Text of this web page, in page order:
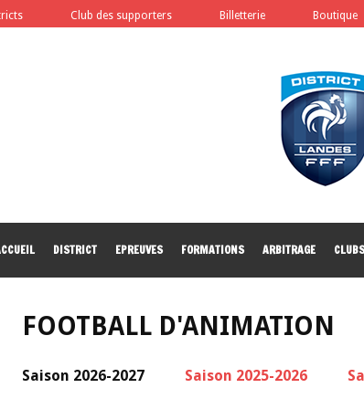
Club des supporters Billetterie Boutique
DISTRICT EPREUVES FORMATIONS ARBITRAGE CLUBS
FOOTBALL D'ANIMATION
Saison 2026-2027 Saison 2025-2026